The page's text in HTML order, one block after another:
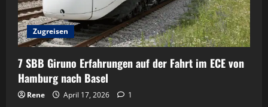
Zugreisen
7 SBB Giruno Erfahrungen auf der Fahrt im ECE von
Hamburg nach Basel
Rene April 17, 2026 1